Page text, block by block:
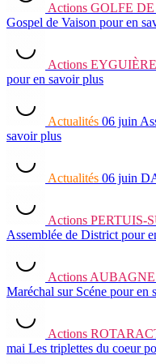
Actions GOLFE DE
Gospel de Vaison pour en
Actions
pour en savoir plus
Actualités 06 juin
savoir plus
Actualités 06 juin
Actions PERTUIS-
Assemblée de District pour
Actions
Maréchal sur Scéne pour en
Actions
mai Les triplettes du coeur